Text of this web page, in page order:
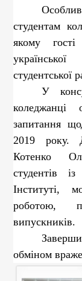
студентам
якому
студентської
У
коледжанці
запитання
2019 року.
Котенко
студентів
Інституті,
роботою,
випускників.
обміном